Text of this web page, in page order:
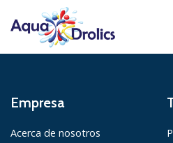
Empresa
Acerca de nosotros